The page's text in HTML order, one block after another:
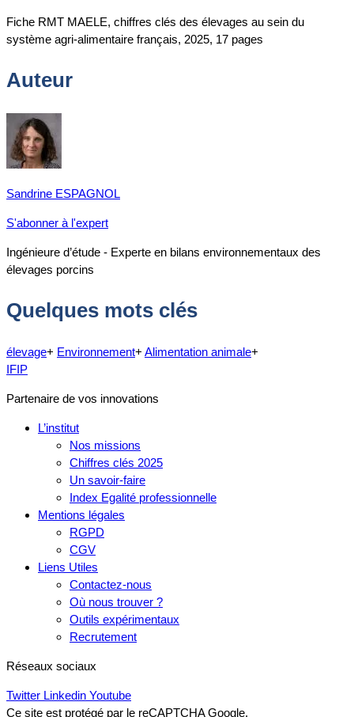
Fiche RMT MAELE, chiffres clés des élevages au sein du
système agri-alimentaire français, 2025, 17 pages
Auteur
Sandrine ESPAGNOL
S'abonner à l'expert
Ingénieure d’étude - Experte en bilans environnementaux des
élevages porcins
Quelques mots clés
élevage+ Environnement+ Alimentation animale+
IFIP
Partenaire de vos innovations
L’institut
Nos missions
Chiffres clés 2025
Un savoir-faire
Index Egalité professionnelle
Mentions légales
RGPD
CGV
Liens Utiles
Contactez-nous
Où nous trouver ?
Outils expérimentaux
Recrutement
Réseaux sociaux
Twitter Linkedin Youtube
Ce site est protégé par le reCAPTCHA Google.